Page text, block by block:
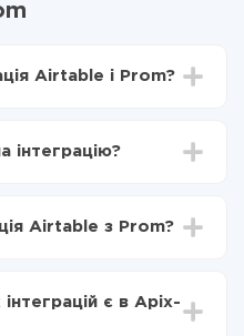
Airtable і Prom?
з Airtable в Prom
інтеграцію?
У середньому
Airtable з Prom?
даних, які за фактом
системи в іншу через
є в Apix-